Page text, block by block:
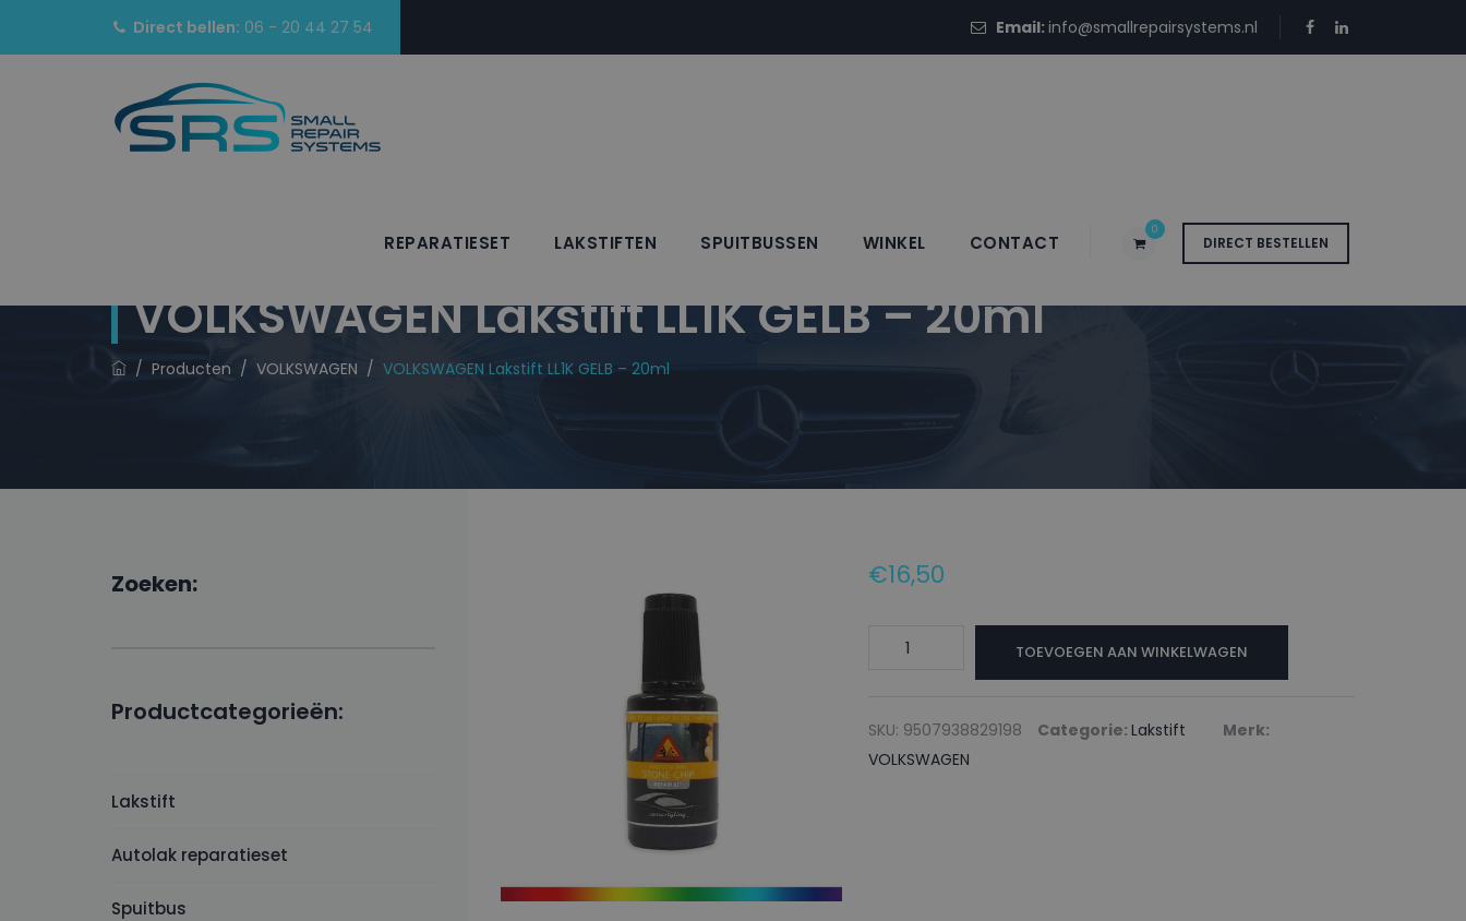
Direct bellen: 06 - 20 44 27 54 Email:info@smallrepairsystems.nl
DIRECT BESTELLEN
0
REPARATIESET LAKSTIFTEN SPUITBUSSEN WINKEL CONTACT
VOLKSWAGEN Lakstift LL1K GELB – 20ml
/ Producten / VOLKSWAGEN / VOLKSWAGEN Lakstift LL1K GELB – 20ml
€16,50
VOLKSWAGEN
GELB
-
TOEVOEGEN AAN WINKELWAGEN
SKU: 9507938829198 Categorie: Lakstift
Merk:
VOLKSWAGEN
Zoeken:
Productcategorieën:
Lakstift
Autolak reparatieset
Spuitbus